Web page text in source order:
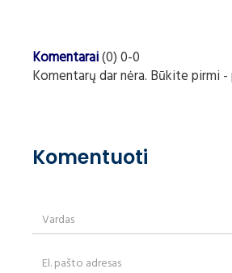
Komentarai(0) 0-0
Komentarų dar nėra. Būkite pirmi
Komentuoti